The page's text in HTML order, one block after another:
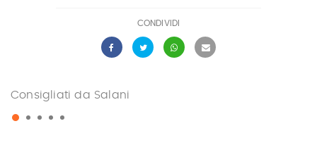
CONDIVIDI
Consigliati da Salani